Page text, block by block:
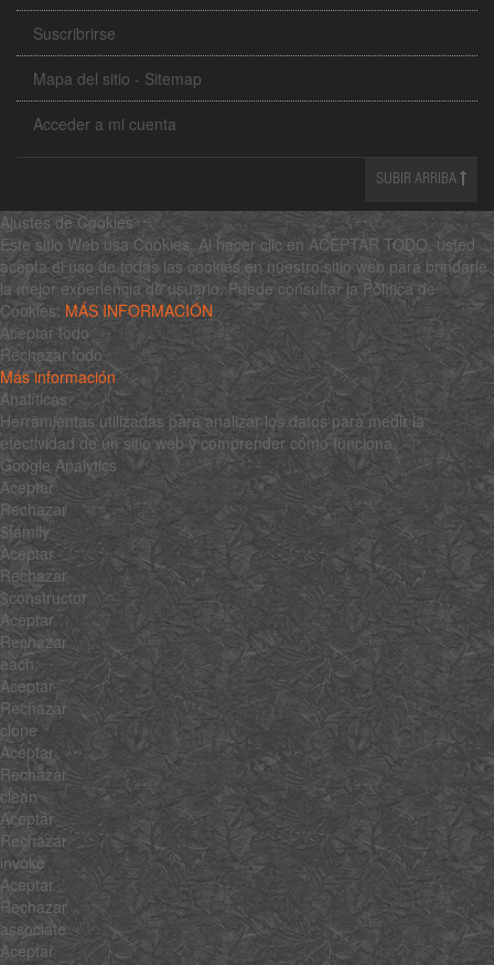
Suscribrirse
Mapa del sitio - Sitemap
Acceder a mi cuenta
SUBIR ARRIBA
Ajustes de Cookies
Este sitio Web usa Cookies. Al hacer clic en ACEPTAR TODO, usted
acepta el uso de todas las cookies en nuestro sitio web para brindarle
la mejor experiencia de usuario. Puede consultar la Política de
Cookies: MÁS INFORMACIÓN
Aceptar todo
Rechazar todo
Más información
Analíticas
Herramientas utilizadas para analizar los datos para medir la
efectividad de un sitio web y comprender cómo funciona.
Google Analytics
Aceptar
Rechazar
$family
Aceptar
Rechazar
$constructor
Aceptar
Rechazar
each
Aceptar
Rechazar
clone
Aceptar
Rechazar
clean
Aceptar
Rechazar
invoke
Aceptar
Rechazar
associate
Aceptar